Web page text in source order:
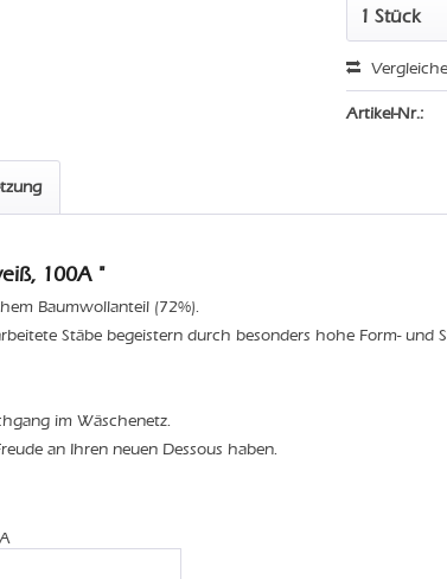
Artikel-Nr.:
100A "
Baumwollanteil (72%).
Stäbe begeistern durch besonders hohe Form- und
im Wäschenetz.
an Ihren neuen Dessous haben.